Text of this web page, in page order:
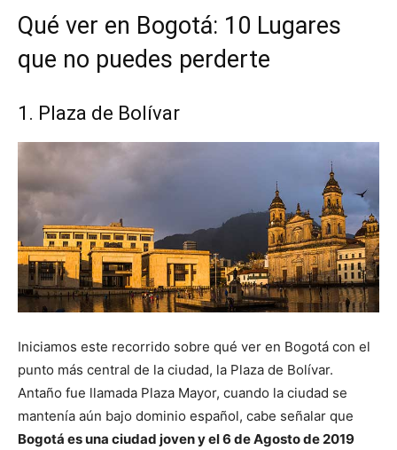
Qué ver en Bogotá: 10 Lugares
que no puedes perderte
1. Plaza de Bolívar
Iniciamos este recorrido sobre qué ver en Bogotá con el
punto más central de la ciudad, la Plaza de Bolívar.
Antaño fue llamada Plaza Mayor, cuando la ciudad se
mantenía aún bajo dominio español, cabe señalar que
Bogotá es una ciudad joven y el 6 de Agosto de 2019